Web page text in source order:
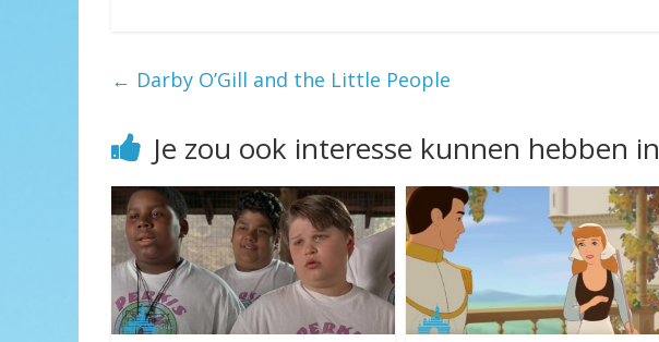
← Darby O’Gill and the Little People
Je zou ook interesse kunnen hebben in